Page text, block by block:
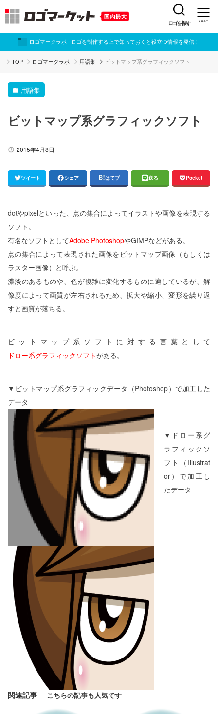
ロゴを探す メニュー
ロゴマークラボ | ロゴを制作する上で知っておくと役立つ情報を発信！
TOP ロゴマークラボ 用語集 ビットマップ系グラフィックソフト
用語集
ビットマップ系グラフィックソフト
2015年4月8日
ツイート シェア はてブ 送る Pocket
dotやpixelといった、点の集合によってイラストや画像を表現する
ソフト。
有名なソフトとしてAdobe PhotoshopやGIMPなどがある。
点の集合によって表現された画像をビットマップ画像（もしくは
ラスター画像）と呼ぶ。
濃淡のあるものや、色が複雑に変化するものに適しているが、解
像度によって画質が左右されるため、拡大や縮小、変形を繰り返
すと画質が落ちる。
ビットマップ系ソフトに対する言葉として
ドロー系グラフィックソフトがある。
▼ビットマップ系グラフィックデータ（Photoshop）で加工した
データ
▼ドロー系グ
ラフィックソ
フト（Illustrat
or）で加工し
たデータ
関連記事